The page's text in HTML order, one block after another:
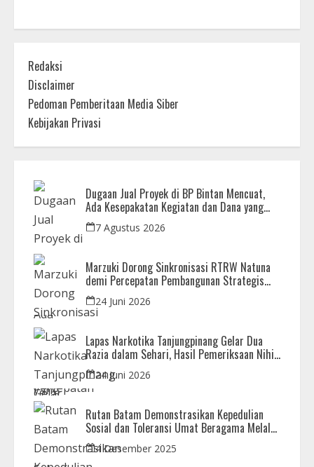
Redaksi
Disclaimer
Pedoman Pemberitaan Media Siber
Kebijakan Privasi
Dugaan Jual Proyek di BP Bintan Mencuat,
Ada Kesepakatan Kegiatan dan Dana yang
Dikembalikan
7 Agustus 2026
Marzuki Dorong Sinkronisasi RTRW Natuna
demi Percepatan Pembangunan Strategis
Daerah
24 Juni 2026
Lapas Narkotika Tanjungpinang Gelar Dua
Razia dalam Sehari, Hasil Pemeriksaan Nihil
Barang Terlarang
24 Juni 2026
Rutan Batam Demonstrasikan Kepedulian
Sosial dan Toleransi Umat Beragama Melalui
Doa Bersama Korban Bencana
4 Desember 2025